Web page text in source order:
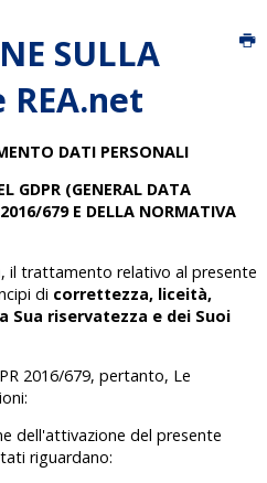
SULLA
REA.net
DATI PERSONALI
GDPR (GENERAL DATA
679 E DELLA NORMATIVA
il trattamento relativo al presente
di correttezza, liceità,
Sua riservatezza e dei Suoi
2016/679, pertanto, Le
dell'attivazione del presente
riguardano: